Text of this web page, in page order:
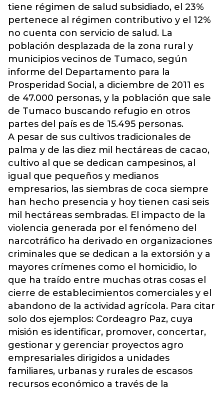
tiene régimen de salud subsidiado, el 23%
pertenece al régimen contributivo y el 12%
no cuenta con servicio de salud. La
población desplazada de la zona rural y
municipios vecinos de Tumaco, según
informe del Departamento para la
Prosperidad Social, a diciembre de 2011 es
de 47.000 personas, y la población que sale
de Tumaco buscando refugio en otros
partes del país es de 15.495 personas.
A pesar de sus cultivos tradicionales de
palma y de las diez mil hectáreas de cacao,
cultivo al que se dedican campesinos, al
igual que pequeños y medianos
empresarios, las siembras de coca siempre
han hecho presencia y hoy tienen casi seis
mil hectáreas sembradas. El impacto de la
violencia generada por el fenómeno del
narcotráfico ha derivado en organizaciones
criminales que se dedican a la extorsión y a
mayores crímenes como el homicidio, lo
que ha traído entre muchas otras cosas el
cierre de establecimientos comerciales y el
abandono de la actividad agrícola. Para citar
solo dos ejemplos: Cordeagro Paz, cuya
misión es identificar, promover, concertar,
gestionar y gerenciar proyectos agro
empresariales dirigidos a unidades
familiares, urbanas y rurales de escasos
recursos económico a través de la